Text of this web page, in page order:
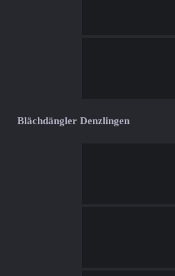
Blächdängler Denzlingen